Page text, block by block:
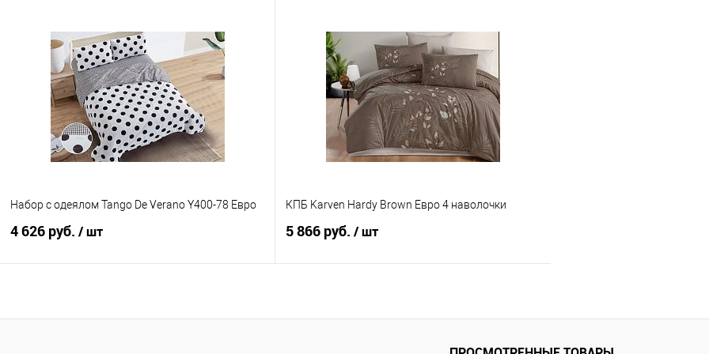
Купить в 1 клик
Сравнение
В избранное
В наличии
Купить в 1 клик
Сравнение
В избранное
В наличии
Набор с одеялом Tango De Verano Y400-78 Евро
4 626 руб. / шт
КПБ Karven Hardy Brown Евро 4 наволочки
5 866 руб. / шт